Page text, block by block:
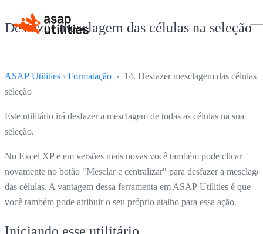
Desfazer mesclagem das células na seleção
ASAP Utilities › Formatação › 14. Desfazer mesclagem das células
seleção
Este utilitário irá desfazer a mesclagem de todas as células na sua
seleção.
No Excel XP e em versões mais novas você também pode clicar
novamente no botão "Mesclar e centralizar" para desfazer a
das células. A vantagem dessa ferramenta em ASAP Utilities é que
você também pode atribuir o seu próprio atalho para essa ação.